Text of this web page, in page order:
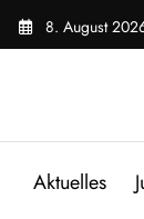
Zum
Inhalt
8. August
Aktuelles